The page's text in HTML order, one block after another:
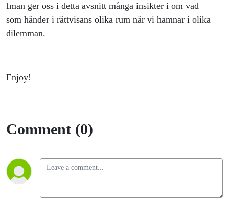
Iman ger oss i detta avsnitt många insikter i om vad
som händer i rättvisans olika rum när vi hamnar i olika
dilemman.
Enjoy!
Comment (0)